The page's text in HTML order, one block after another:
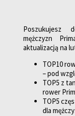
Poszukujesz
mężczyzn
aktualizacją na
TOP10
– pod
TOP5 z
rower
TOP5
dla